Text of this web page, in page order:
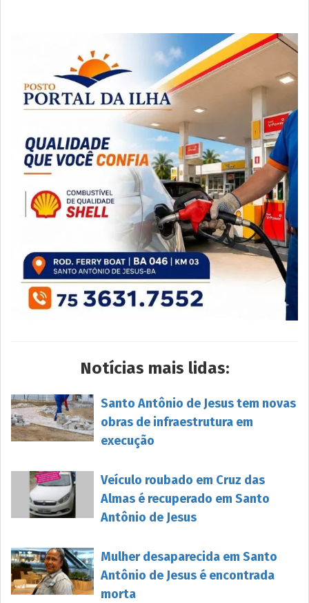
Notícias mais lidas:
Santo Antônio de Jesus tem novas
obras de infraestrutura em
execução
Veículo roubado em Cruz das
Almas é recuperado em Santo
Antônio de Jesus
Mulher desaparecida em Santo
Antônio de Jesus é encontrada
morta